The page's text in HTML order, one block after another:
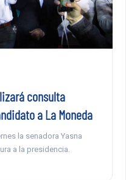
consulta
a La Moneda
la senadora Yasna
a la presidencia.